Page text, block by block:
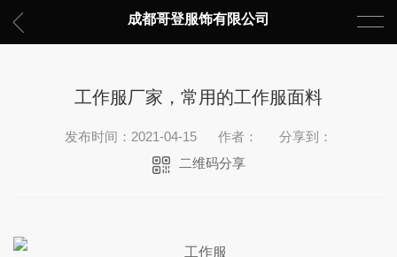
成都哥登服饰有限公司
工作服厂家，常用的工作服面料
发布时间：2021-04-15 作者：
分享到：
二维码分享